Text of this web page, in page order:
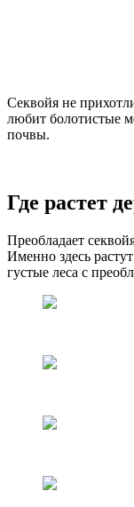
Секвойя не
любит болотистые
почвы.
Где растет
Преобладает
Именно здесь
густые леса с